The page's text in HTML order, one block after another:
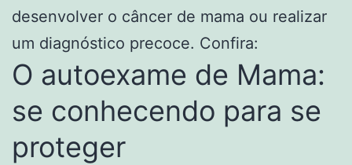
desenvolver o câncer de mama ou realizar
um diagnóstico precoce. Confira:
O autoexame de Mama:
se conhecendo para se
proteger